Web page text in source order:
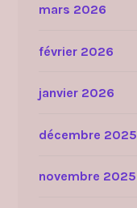
mars 2026
février 2026
janvier 2026
décembre 2025
novembre 2025